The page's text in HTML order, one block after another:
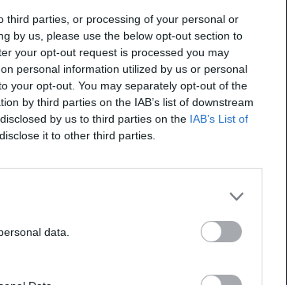
third parties, or processing of your personal or
by us, please use the below opt-out section to
your opt-out request is processed you may
personal information utilized by us or personal
your opt-out. You may separately opt-out of the
by third parties on the IAB’s list of downstream
by us to third parties on the IAB’s List of
it to other third parties.
data.